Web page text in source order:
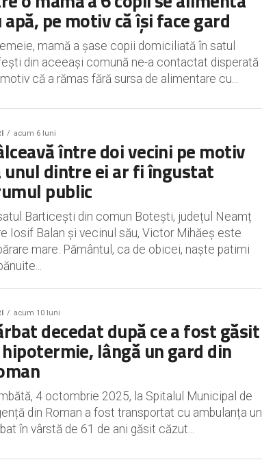
apă, pe motiv că își face gard
mamă a șase copii domiciliată în satul
din aceeași comună ne-a contactat disperată
că a rămas fără sursa de alimentare cu...
acum 6 luni
între doi vecini pe motiv
unul dintre ei ar fi îngustat
public
Barticești din comun Botești, județul Neamț
Iosif Balan și vecinul său, Victor Mihăeș este
mare. Pământul, ca de obicei, naște patimi
acum 10 luni
decedat după ce a fost găsit
lângă un gard din
4 octombrie 2025, la Spitalul Municipal de
din Roman a fost transportat cu ambulanța un
în vârstă de 61 de ani găsit căzut...